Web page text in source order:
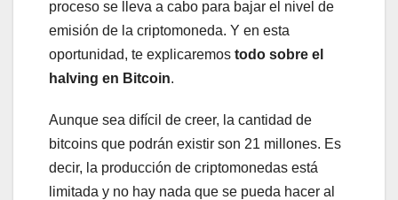
proceso se lleva a cabo para bajar el nivel de
emisión de la criptomoneda. Y en esta
oportunidad, te explicaremos todo sobre el
halving en Bitcoin.
Aunque sea difícil de creer, la cantidad de
bitcoins que podrán existir son 21 millones. Es
decir, la producción de criptomonedas está
limitada y no hay nada que se pueda hacer al